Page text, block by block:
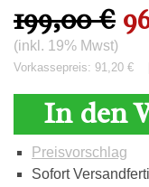
199,00 €
(inkl. 19% Mwst)
Vorkassepreis: 91,20 €
In den
Preisvorschlag
Sofort